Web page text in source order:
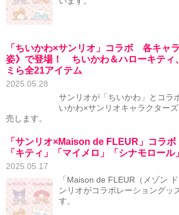
「ちいかわ×サンリオ」コラボ 各キャ
姿》で登場！ ちいかわ＆ハローキティ
ミら全21アイテム
2025.05.28
サンリオが「ちいかわ」とコラ
いかわ×サンリオキャラクター
売します。
「サンリオ×Maison de FLEUR」コラ
「キティ」「マイメロ」「シナモロール
2025.05.17
「Maison de FLEUR（メゾン
ンリオがコラボレーショングッ
す。